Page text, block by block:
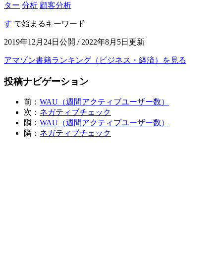
ター 分析 顧客分析
す で始まるキーワード
2019年12月24日公開 / 2022年8月5日更新
アマゾン書籍ランキング（ビジネス・経済）を見る
投稿ナビゲーション
前： WAU（週間アクティブユーザー数）
次： ネガティブチェック
隣： WAU（週間アクティブユーザー数）
隣： ネガティブチェック